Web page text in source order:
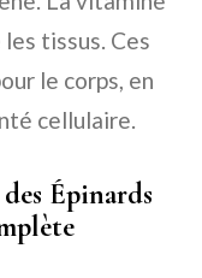
tissus. Ces
le corps, en
cellulaire.
Épinards